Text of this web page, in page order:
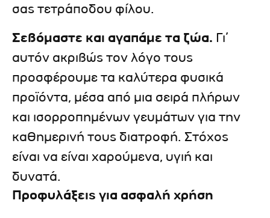
σας τετράποδου φίλου.
Σεβόμαστε και αγαπάμε τα ζώα. Γι’
αυτόν ακριβώς τον λόγο τους
προσφέρουμε τα καλύτερα φυσικά
προϊόντα, μέσα από μια σειρά πλήρων
και ισορροπημένων γευμάτων για την
καθημερινή τους διατροφή. Στόχος
είναι να είναι χαρούμενα, υγιή και
δυνατά.
Προφυλάξεις για ασφαλή χρήση